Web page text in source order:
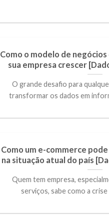
Como o modelo de
sua empresa crescer
O grande desafio para
transformar os dados em
Como um e-commerce
na situação atual do país
Quem tem empresa,
serviços, sabe como a